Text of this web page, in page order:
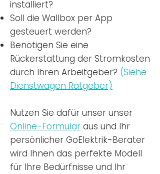
installiert?
Soll die Wallbox per App
gesteuert werden?
Benötigen Sie eine
Rückerstattung der Stromkosten
durch Ihren Arbeitgeber? (Siehe
Dienstwagen Ratgeber)
Nutzen Sie dafür unser unser
Online-Formular aus und Ihr
persönlicher GoElektrik-Berater
wird Ihnen das perfekte Modell
für Ihre Bedürfnisse und Ihr